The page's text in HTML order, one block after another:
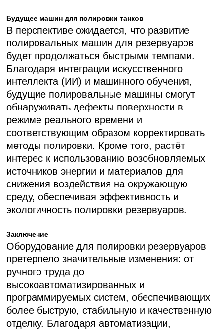
Будущее машин для полировки танков
В перспективе ожидается, что развитие
полировальных машин для резервуаров
будет продолжаться быстрыми темпами.
Благодаря интеграции искусственного
интеллекта (ИИ) и машинного обучения,
будущие полировальные машины смогут
обнаруживать дефекты поверхности в
режиме реального времени и
соответствующим образом корректировать
методы полировки. Кроме того, растёт
интерес к использованию возобновляемых
источников энергии и материалов для
снижения воздействия на окружающую
среду, обеспечивая эффективность и
экологичность полировки резервуаров.
Заключение
Оборудование для полировки резервуаров
претерпело значительные изменения: от
ручного труда до
высокоавтоматизированных и
программируемых систем, обеспечивающих
более быструю, стабильную и качественную
отделку. Благодаря автоматизации,